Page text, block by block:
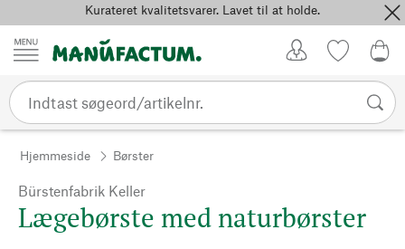
Spring til indholdKurateret kvalitetsvarer. Lavet til at holde.
Hjemmeside Børster
Bürstenfabrik Keller
Lægebørste med naturbørster